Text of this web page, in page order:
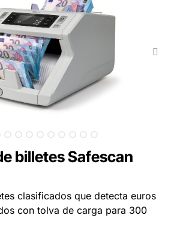
billetes Safescan
clasificados que detecta euros
con tolva de carga para 300